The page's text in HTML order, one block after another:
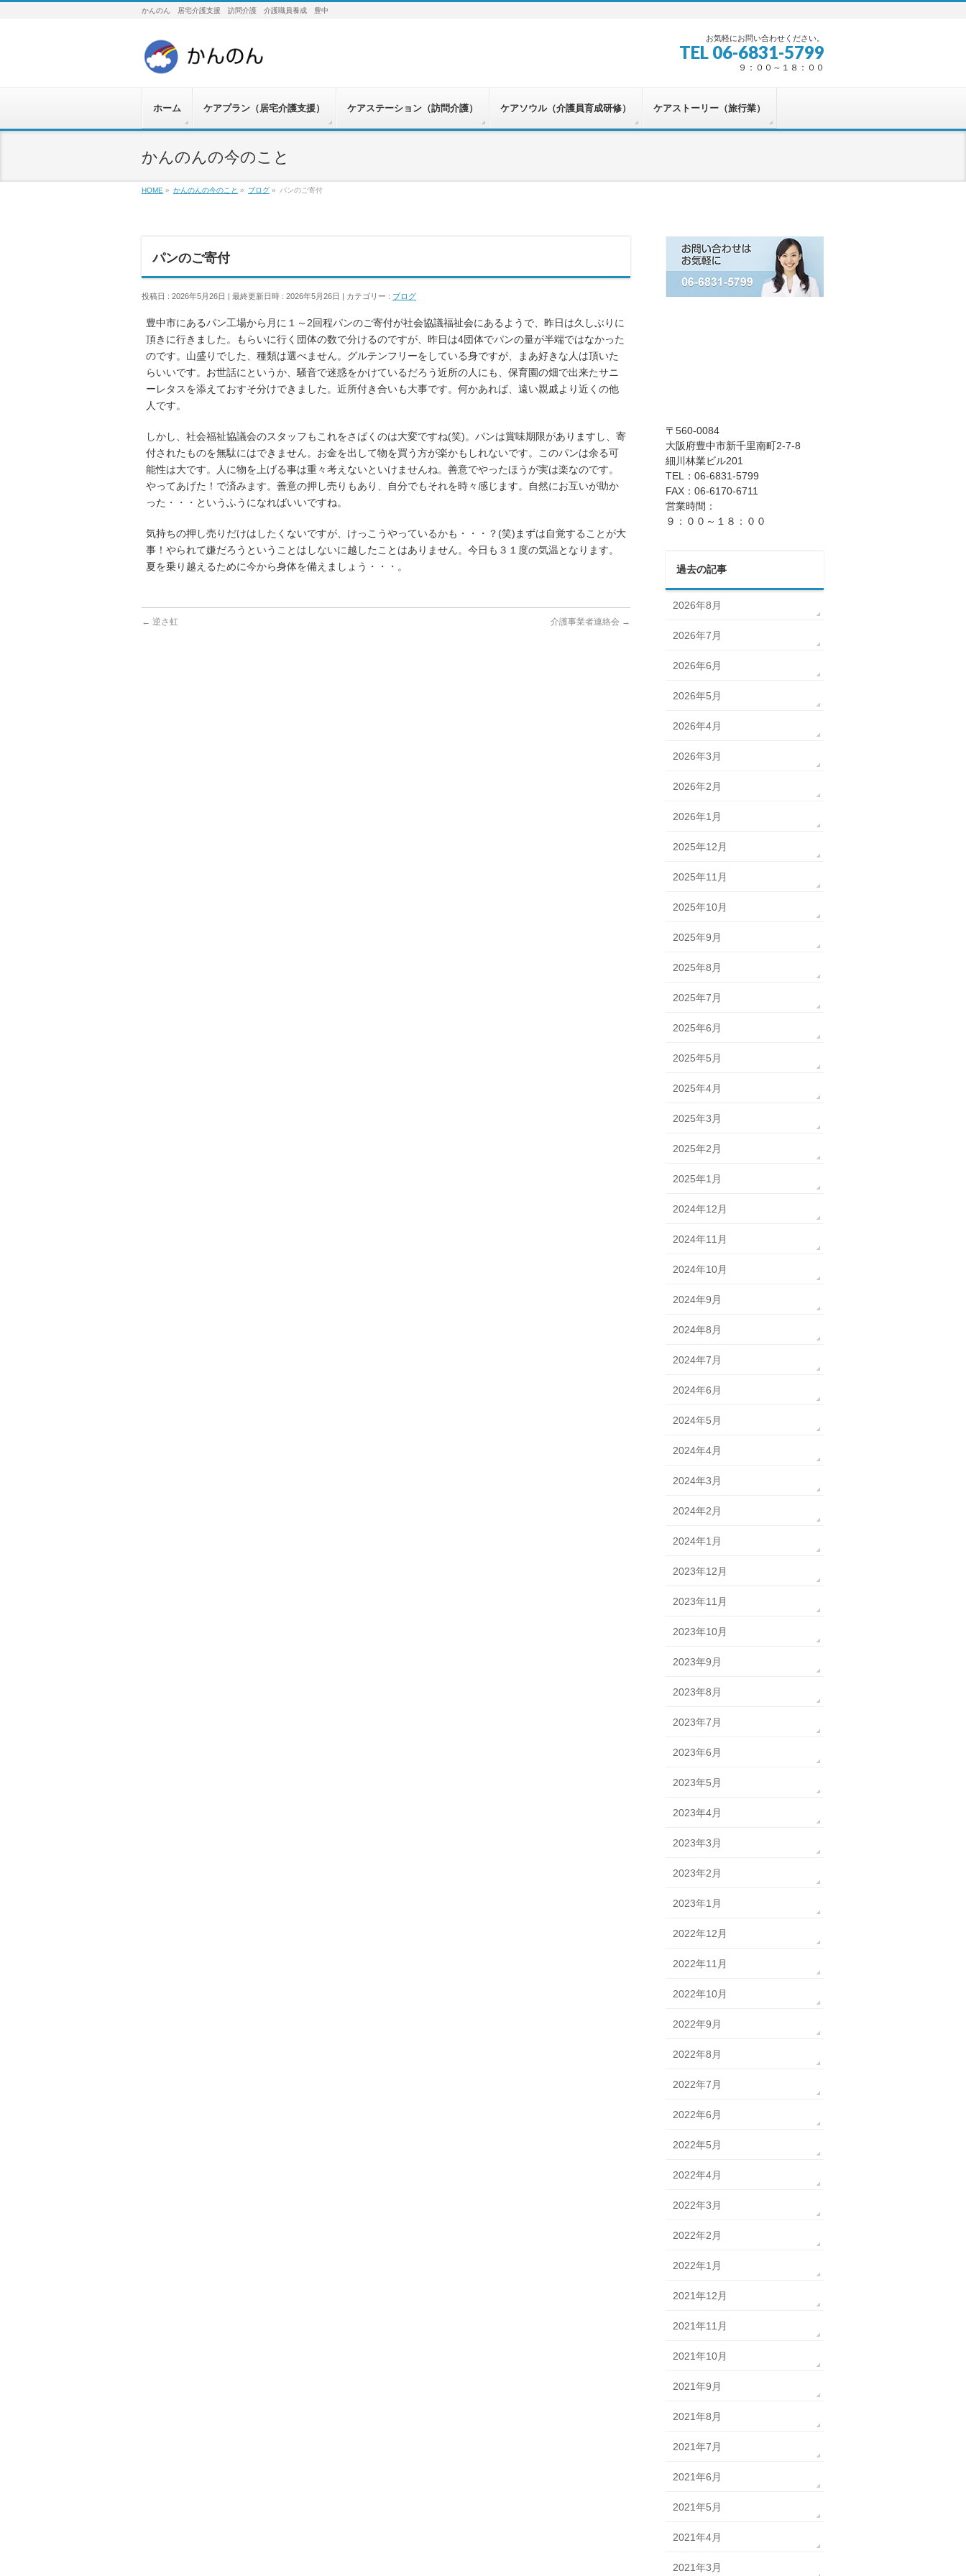
かんのん 居宅介護支援 訪問介護 介護職員養成 豊中
お気軽にお問い合わせください。
TEL 06-6831-5799
９：００～１８：００
ホーム ケアプラン（居宅介護支援） ケアステーション（訪問介護） ケアソウル（介護員育成研修） ケアストーリー（旅行業）
かんのんの今のこと
HOME » かんのんの今のこと » ブログ » パンのご寄付
パンのご寄付
投稿日 : 2026年5月26日 最終更新日時 : 2026年5月26日 カテゴリー : ブログ
豊中市にあるパン工場から月に１～2回程パンのご寄付が社会協議福祉会にあるようで、昨日は久しぶりに
頂きに行きました。もらいに行く団体の数で分けるのですが、昨日は4団体でパンの量が半端ではなかった
のです。山盛りでした、種類は選べません。グルテンフリーをしている身ですが、まあ好きな人は頂いた
らいいです。お世話にというか、騒音で迷惑をかけているだろう近所の人にも、保育園の畑で出来たサニ
ーレタスを添えておすそ分けできました。近所付き合いも大事です。何かあれば、遠い親戚より近くの他
人です。
しかし、社会福祉協議会のスタッフもこれをさばくのは大変ですね(笑)。パンは賞味期限がありますし、寄
付されたものを無駄にはできません。お金を出して物を買う方が楽かもしれないです。このパンは余る可
能性は大です。人に物を上げる事は重々考えないといけませんね。善意でやったほうが実は楽なのです。
やってあげた！で済みます。善意の押し売りもあり、自分でもそれを時々感じます。自然にお互いが助か
った・・・というふうになればいいですね。
気持ちの押し売りだけはしたくないですが、けっこうやっているかも・・・？(笑)まずは自覚することが大
事！やられて嫌だろうということはしないに越したことはありません。今日も３１度の気温となります。
夏を乗り越えるために今から身体を備えましょう・・・。
← 逆さ虹 介護事業者連絡会 →
〒560-0084
大阪府豊中市新千里南町2-7-8
細川林業ビル201
TEL：06-6831-5799
FAX：06-6170-6711
営業時間：
９：００～１８：００
過去の記事
2026年8月
2026年7月
2026年6月
2026年5月
2026年4月
2026年3月
2026年2月
2026年1月
2025年12月
2025年11月
2025年10月
2025年9月
2025年8月
2025年7月
2025年6月
2025年5月
2025年4月
2025年3月
2025年2月
2025年1月
2024年12月
2024年11月
2024年10月
2024年9月
2024年8月
2024年7月
2024年6月
2024年5月
2024年4月
2024年3月
2024年2月
2024年1月
2023年12月
2023年11月
2023年10月
2023年9月
2023年8月
2023年7月
2023年6月
2023年5月
2023年4月
2023年3月
2023年2月
2023年1月
2022年12月
2022年11月
2022年10月
2022年9月
2022年8月
2022年7月
2022年6月
2022年5月
2022年4月
2022年3月
2022年2月
2022年1月
2021年12月
2021年11月
2021年10月
2021年9月
2021年8月
2021年7月
2021年6月
2021年5月
2021年4月
2021年3月